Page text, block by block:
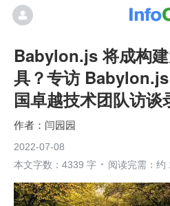
Babylon.js 将成构
具？专访
国卓越技术团队访谈
闫园园
2022-07-08
本文字数：4339 字
阅读完需：约